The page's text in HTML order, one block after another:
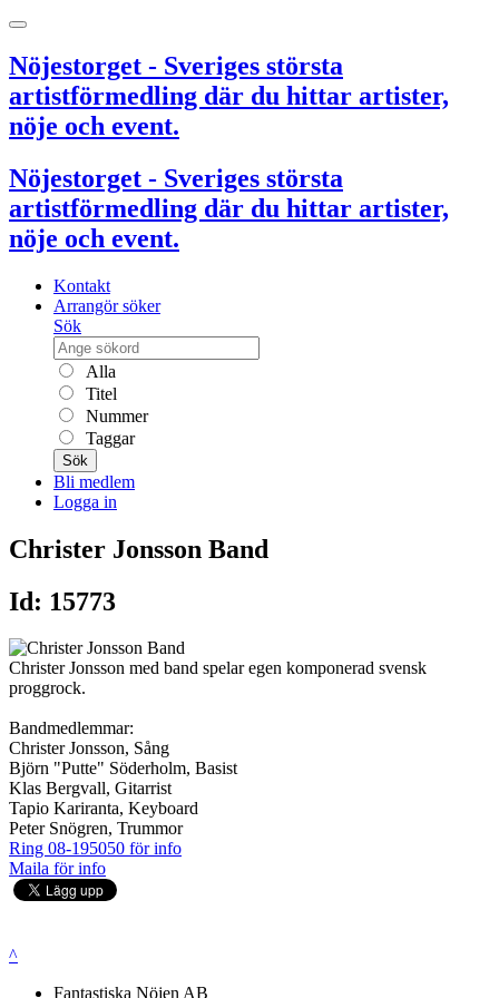
Nöjestorget - Sveriges största
artistförmedling där du hittar artister,
nöje och event.
Nöjestorget - Sveriges största
artistförmedling där du hittar artister,
nöje och event.
Kontakt
Arrangör söker
Sök
Alla
Titel
Nummer
Taggar
Sök
Bli medlem
Logga in
Christer Jonsson Band
Id: 15773
Christer Jonsson med band spelar egen komponerad svensk
proggrock.
Bandmedlemmar:
Christer Jonsson, Sång
Björn "Putte" Söderholm, Basist
Klas Bergvall, Gitarrist
Tapio Kariranta, Keyboard
Peter Snögren, Trummor
Ring 08-195050 för info
Maila för info
^
Fantastiska Nöjen AB